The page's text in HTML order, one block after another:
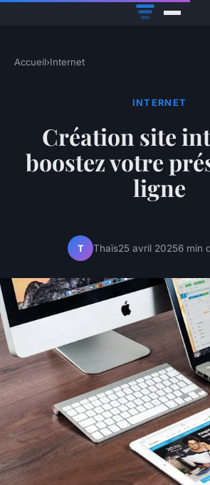
Accueil›Internet
INTERNET
Création site
boostez votre
ligne
T Thaïs25 avril 20256 min